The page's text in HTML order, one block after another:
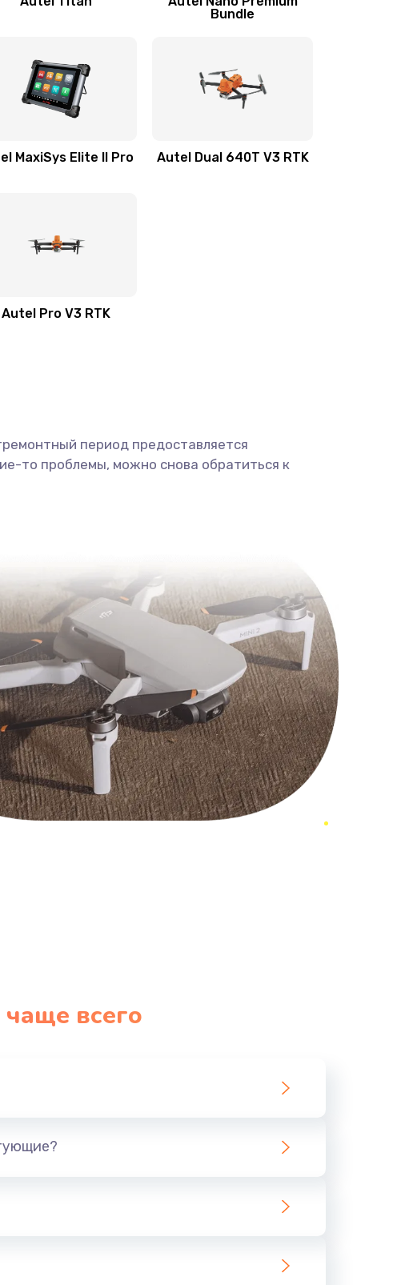
Bundle
MaxiSys Elite II Pro Autel Dual 640T V3 RTK
Autel Pro V3 RTK
период предоставляется
то проблемы, можно снова обратиться к
всего